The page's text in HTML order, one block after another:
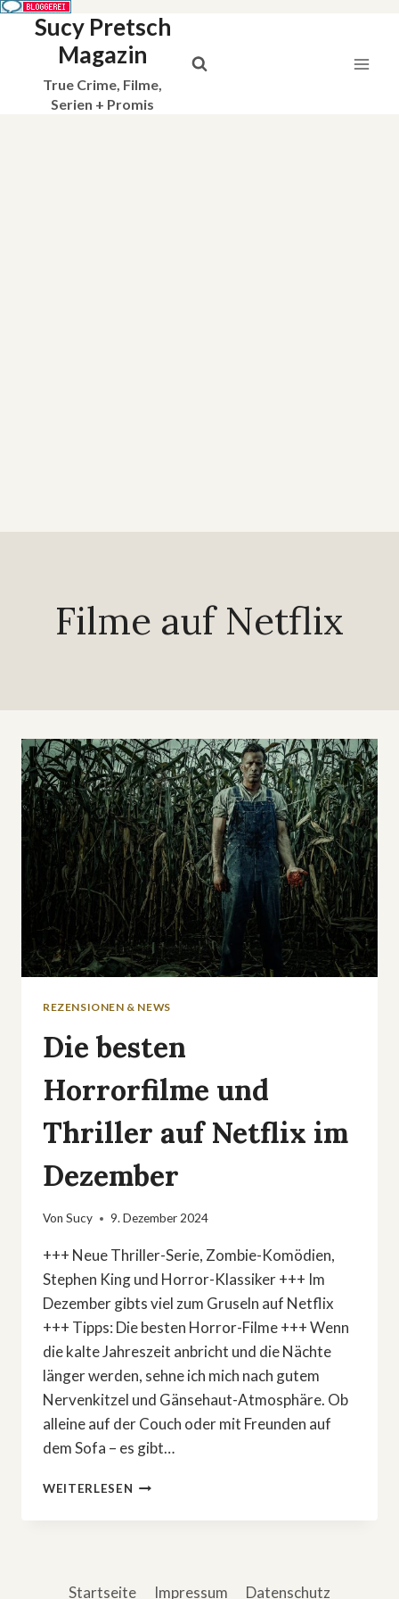
Sucy Pretsch
Magazin
True Crime, Filme,
Serien + Promis
Filme auf Netflix
REZENSIONEN & NEWS
Die besten
Horrorfilme und
Thriller auf Netflix im
Dezember
Von Sucy 9. Dezember 2024
+++ Neue Thriller-Serie, Zombie-Komödien,
Stephen King und Horror-Klassiker +++ Im
Dezember gibts viel zum Gruseln auf Netflix
+++ Tipps: Die besten Horror-Filme +++ Wenn
die kalte Jahreszeit anbricht und die Nächte
länger werden, sehne ich mich nach gutem
Nervenkitzel und Gänsehaut-Atmosphäre. Ob
alleine auf der Couch oder mit Freunden auf
dem Sofa – es gibt…
WEITERLESEN DIE
HORRORFILME
NETFLIX
Startseite Impressum Datenschutz